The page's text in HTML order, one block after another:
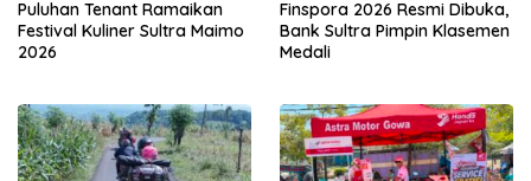
Puluhan Tenant Ramaikan
Festival Kuliner Sultra Maimo
2026
Finspora 2026 Resmi Dibuka,
Bank Sultra Pimpin Klasemen
Medali